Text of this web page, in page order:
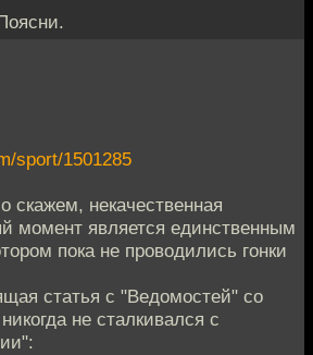
sport/1501285
скажем, некачественная
момент является единственным
пока не проводились гонки
статья с "Ведомостей" со
не сталкивался с